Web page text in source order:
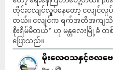
တိုင်းငလျင်လှုပ်နေတော့ ငလျင်လှုပ်
တယ်။ ငလျင်က ရက်အတိအကျသိ
စိုးရိမ်မိတယ်” ဟု မန္တလေးမြို့ခံ
ပြောသည်။